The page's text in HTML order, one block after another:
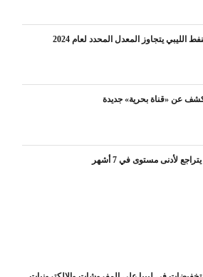
الليبي يتجاوز المعدل المحدد لعام 2024
عن «قناة بحرية» جديدة
لأدنى مستوى في 7 أشهر